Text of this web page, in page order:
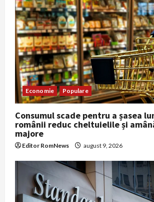
Economie Populare
Consumul scade pentru a șasea
românii reduc cheltuielile și
majore
Editor RomNews august 9, 2026